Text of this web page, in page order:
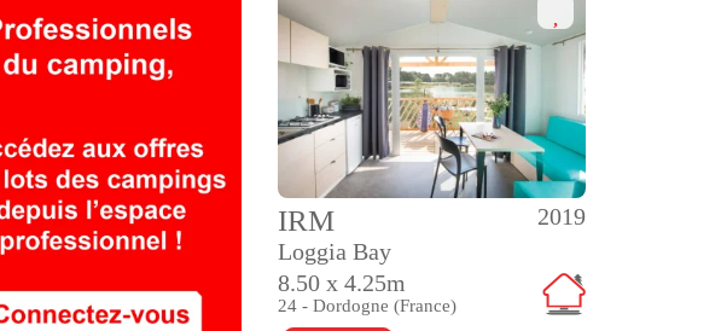
2019
IRM
Loggia Bay
8.50 x 4.25m
24 - Dordogne (France)